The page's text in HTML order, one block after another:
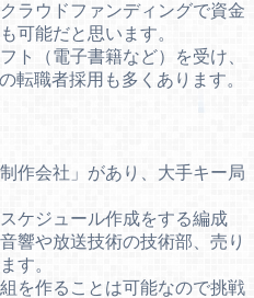
ラウドファンディングで資金
可能だと思います。
ト（電子書籍など）を受け、
転職者採用も多くあります。
作会社」があり、大手キー局
ケジュール作成をする編成
響や放送技術の技術部、売り
す。
を作ることは可能なので挑戦